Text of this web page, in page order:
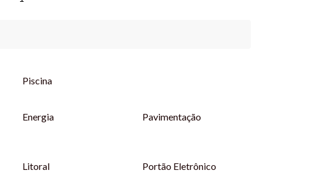
Piscina
Energia
Pavimentação
Litoral Portão Eletrônico